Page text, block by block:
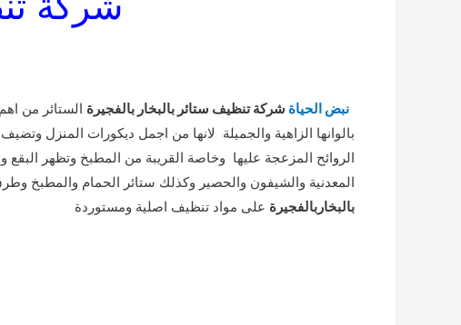
نبض الحياة شركة تنظيف ستائر بالبخار بالفجيرة الستائر من
بالوانها الزاهية والجميلة لانها من اجمل ديكورات المنزل
الروائح المزعجة عليها وخاصة القريبة من المطبخ وتظهر البقع
المعدنية والشيفون والحصير وكذلك ستائر الحمام والمطبخ وطرق
بالبخاربالفجيرة على مواد تنظيف اصلية ومستوردة